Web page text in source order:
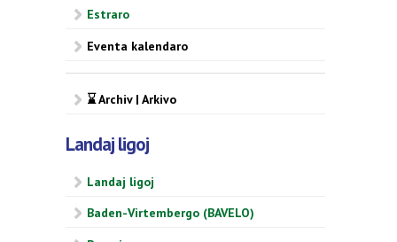
Estraro
Eventa kalendaro
⌛ Archiv | Arkivo
Landaj ligoj
Landaj ligoj
Baden-Virtembergo (BAVELO)